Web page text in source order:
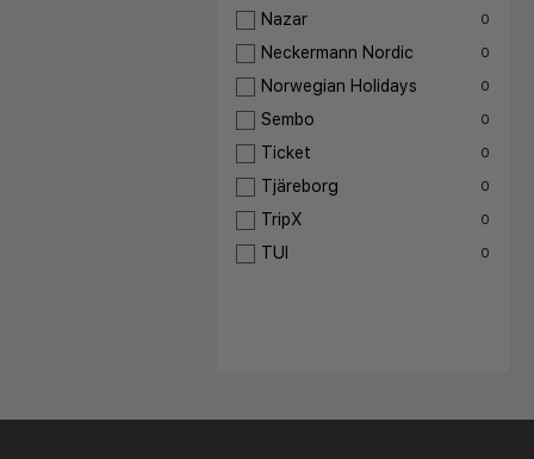
Nazar 0
Neckermann Nordic 0
Norwegian Holidays 0
Sembo 0
Ticket 0
Tjäreborg 0
TripX 0
TUI 0